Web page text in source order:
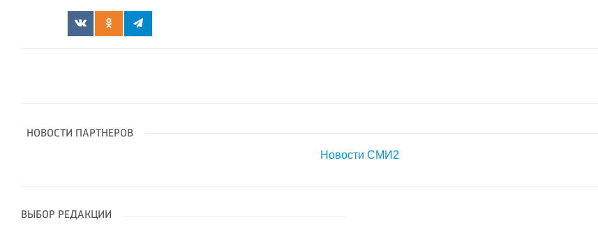
НОВОСТИ ПАРТНЕРОВ
Новости СМИ2
ВЫБОР РЕДАКЦИИ